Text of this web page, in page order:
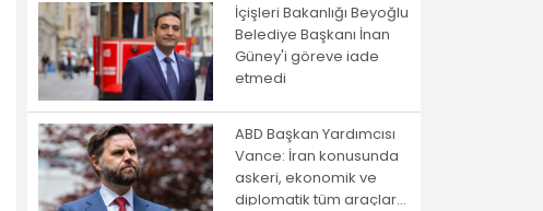
İçişleri Bakanlığı Beyoğlu
Belediye Başkanı İnan
Güney'i göreve iade
etmedi
ABD Başkan Yardımcısı
Vance: İran konusunda
askeri, ekonomik ve
diplomatik tüm araçlar